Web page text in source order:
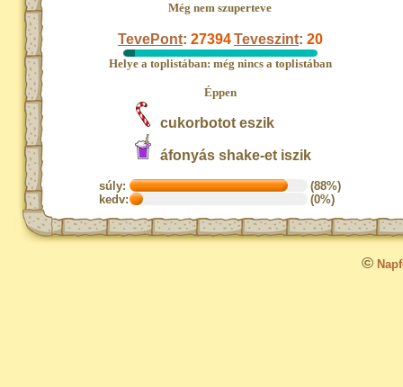
Még nem szuperteve
TevePont: 27394Teveszint: 20
Helye a toplistában: még nincs a toplistában
Éppen
cukorbotot eszik
áfonyás shake-et iszik
súly:
(88%)
kedv:
(0%)
©